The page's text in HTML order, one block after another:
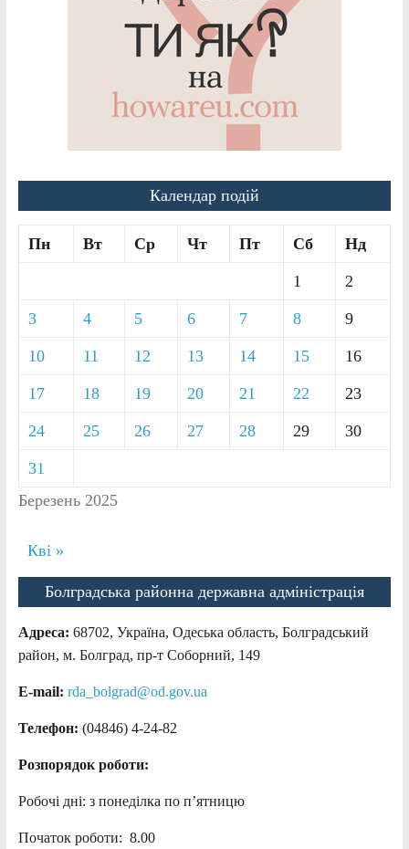
Календар подій
Березень 2025
Пн Вт Ср Чт Пт Сб Нд
1 2
3 4 5 6 7 8 9
10 11 12 13 14 15 16
17 18 19 20 21 22 23
24 25 26 27 28 29 30
31
Кві »
Болградська районна державна адміністрація
Адреса: 68702, Україна, Одеська область, Болградський
район, м. Болград, пр-т Соборний, 149
E-mail: rda_bolgrad@od.gov.ua
Телефон: (04846) 4-24-82
Розпорядок роботи:
Робочі дні: з понеділка по п’ятницю
Початок роботи: 8.00